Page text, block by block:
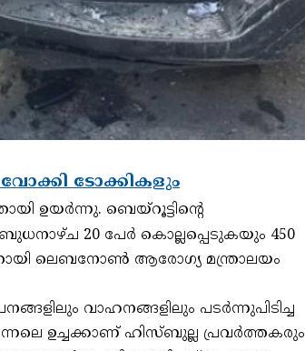
ടോക്കികളും
ഉയർന്നു. ബെയ്‌റൂട്ടിൻ്റെ
ബുധനാഴ്ച 20 പേർ കൊല്ലപ്പെടുകയും 450
ലെബനോൺ ആരോഗ്യ മന്ത്രാലയം
വാഹനങ്ങളിലും പടര്‍ന്നുപിടിച്ച
ഉച്ചക്കാണ് ഹിസ്ബുല്ല പ്രവര്‍ത്തകരും